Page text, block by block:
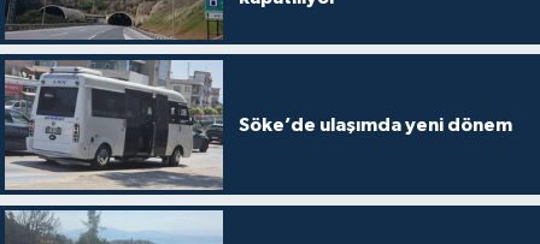
Söke’de ulaşımda yeni dönem